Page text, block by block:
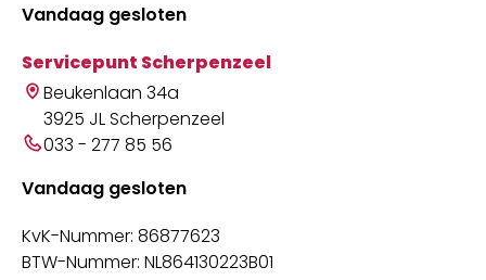
Vandaag gesloten
Servicepunt Scherpenzeel
Beukenlaan 34a
3925 JL Scherpenzeel
033 - 277 85 56
Vandaag gesloten
KvK-Nummer: 86877623
BTW-Nummer: NL864130223B01